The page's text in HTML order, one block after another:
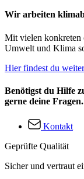
Wir arbeiten
Mit vielen konkreten
Umwelt und Klima
Hier findest du
Benötigst du Hilfe
gerne deine Fragen.
Kontakt
Geprüfte Qualität
Sicher und vertraut